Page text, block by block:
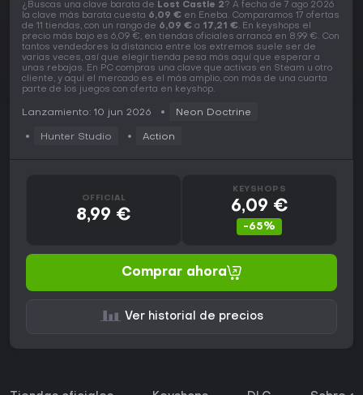
¿Buscas una clave barata de Lost Castle 2? A fecha de 7 ago 2026
la clave más barata cuesta 6,09 € en Eneba. Comparamos 17 ofertas
de 11 tiendas, con un rango de 6,09 € a 17,21 €. En keyshops el
precio más bajo es 6,09 €, en tiendas oficiales arranca en 8,99 €. Con
tantos vendedores la distancia entre los extremos suele ser de
varias veces, así que elegir tienda pesa más aquí que esperar a
unas rebajas. En PC compras una clave que activas en Steam u otro
cliente, y aquí el mercado es el más amplio, con más de una cuarta
parte de los juegos con oferta en keyshop.
Lanzamiento: 10 jun 2026 Neon Doctrine
Hunter Studio Action
OFFICIAL
8,99 €
KEYSHOPS
6,09 €
-65%
Comprar ahora
Ver historial de precios